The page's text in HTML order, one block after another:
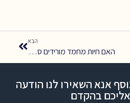
הבא
האם חיות מחמד מורידים סטרס ולחץ דם?
אנא השאירו לנו הודעה
אליכם בהקדם